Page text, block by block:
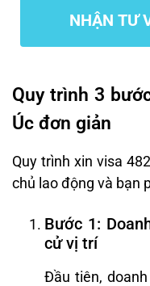
NHẬN TƯ
Quy trình 3
Úc đơn giản
Quy trình xin visa
chủ lao động và bạn
Bước 1:
cử vị trí
Đầu tiên,